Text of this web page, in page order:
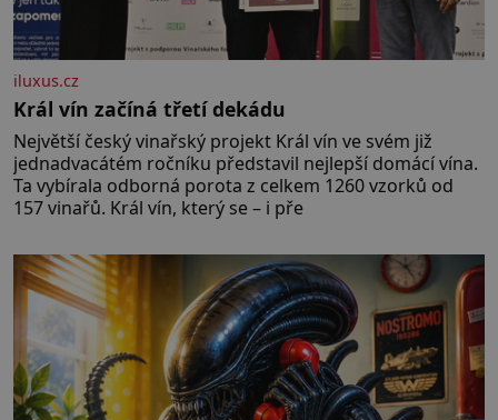
iluxus.cz
Král vín začíná třetí dekádu
Největší český vinařský projekt Král vín ve svém již
jednadvacátém ročníku představil nejlepší domácí vína.
Ta vybírala odborná porota z celkem 1260 vzorků od
157 vinařů. Král vín, který se – i pře